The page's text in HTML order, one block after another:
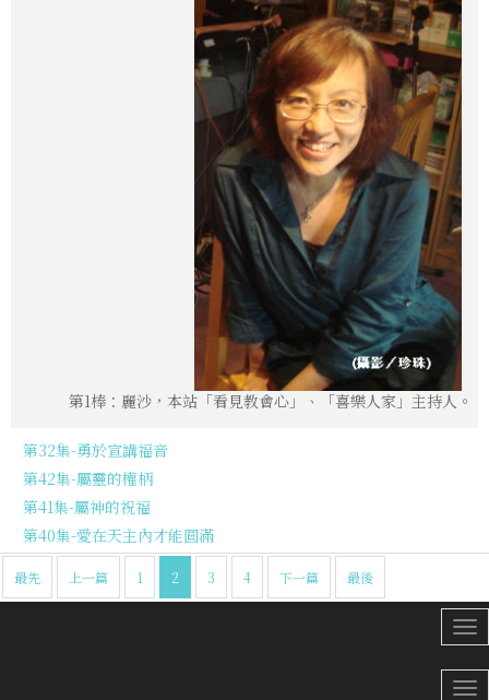
第1棒：麗沙，本站「看見教會心」、「喜樂人家」主持人。
第32集-勇於宣講福音
第42集-屬靈的權柄
第41集-屬神的祝福
第40集-愛在天主內才能圓滿
最先 上一篇 1 2 3 4 下一篇 最後